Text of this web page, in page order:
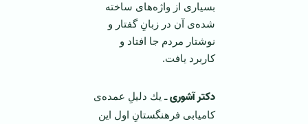
بسیاری از واژه‌های ساخته
شده‌ی آن در زبانِ گفتار و
نوشتار مردم جا افتاد و
كاربرد یافت.
دکتر آشوریـ یك دلیلِ عمده‌ی
كامیابی فرهنگستانِ اول این